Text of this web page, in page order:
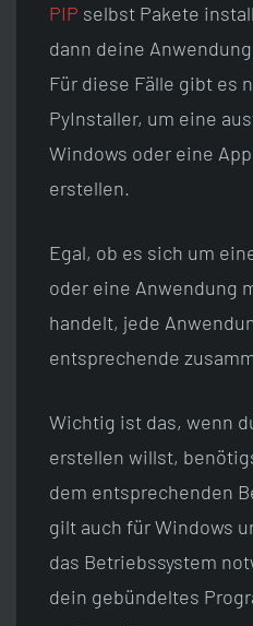
PIP selbst Pakete
dann deine
Für diese Fälle gibt es
PyInstaller, um eine
Windows oder eine App
erstellen.
Egal, ob es sich um
oder eine Anwendung
handelt, jede
entsprechende
Wichtig ist das, wenn
erstellen willst,
dem entsprechenden
gilt auch für Windows
das Betriebssystem
dein gebündeltes